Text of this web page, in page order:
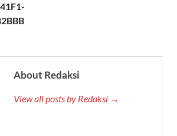
About Redaksi
View all posts by Redaksi →